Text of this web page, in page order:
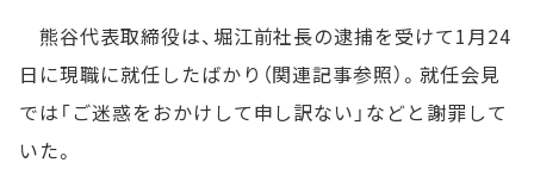
熊谷代表取締役は、堀江前社長の逮捕を受けて1月24
日に現職に就任したばかり（関連記事参照）。就任会見
では「ご迷惑をおかけして申し訳ない」などと謝罪して
いた。